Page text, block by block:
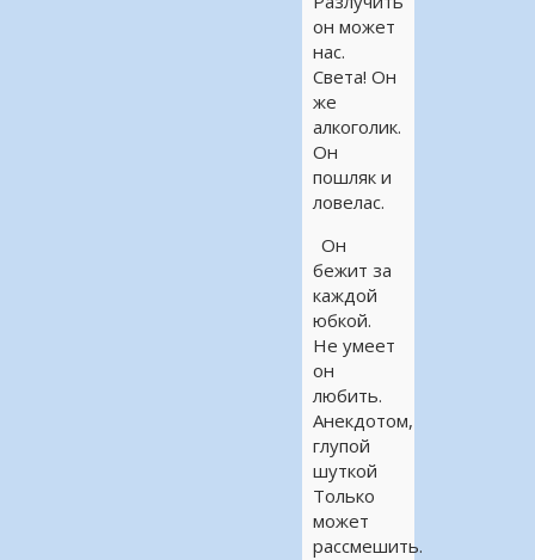
он может
нас.
Света! Он
же
алкоголик.
Он
пошляк и
ловелас.
Он
бежит за
каждой
юбкой.
Не умеет
он
любить.
Анекдотом,
глупой
шуткой
Только
может
рассмешить.